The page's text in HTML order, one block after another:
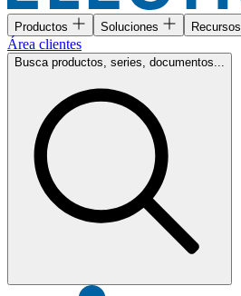
Productos Soluciones Recursos
Área clientes
Busca productos, series, documentos...